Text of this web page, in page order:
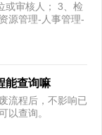
或审核人； 3、检
源管理-人事管理-
能查询嘛
流程后，不影响已
以查询。